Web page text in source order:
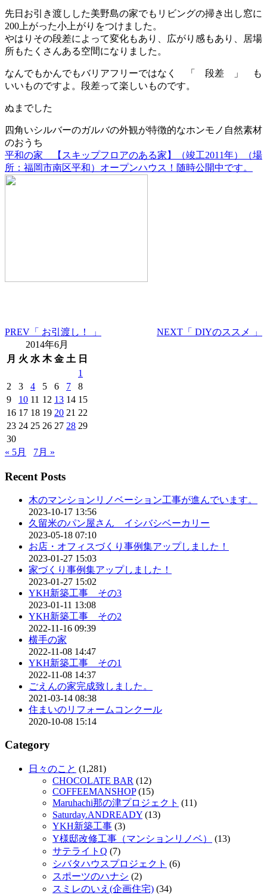
先日お引き渡しした美野島の家でもリビングの掃き出し窓に
200上がった小上がりをつけました。
やはりその段差によって変化もあり、広がり感もあり、居場
所もたくさんある空間になりました。
なんでもかんでもバリアフリーではなく 「 段差 」 も
いいものですよ。段差って楽しいものです。
ぬまでした
四角いシルバーのガルバの外観が特徴的なホンモノ自然素材
のおうち
平和の家 【スキップフロアのある家】（竣工2011年）（場
所：福岡市南区平和）オープンハウス！随時公開中です。
PREV 「 お引渡し！ 」 NEXT 「 DIYのススメ 」
2014年6月
月 火 水 木 金 土 日
1
2
3 4 5 6 7
8
9
10 11 12 13 14 15
16 17 18 19 20 21 22
23 24 25 26 27 28 29
30
« 5月
7月 »
Recent Posts
木のマンションリノベーション工事が進んでいます。
2023-10-17 13:56
久留米のパン屋さん イシバシベーカリー
2023-05-18 07:10
お店・オフィスづくり事例集アップしました！
2023-01-27 15:03
家づくり事例集アップしました！
2023-01-27 15:02
YKH新築工事 その3
2023-01-11 13:08
YKH新築工事 その2
2022-11-16 09:39
横手の家
2022-11-08 14:47
YKH新築工事 その1
2022-11-08 14:37
ごえんの家完成致しました。
2021-03-14 08:38
住まいのリフォームコンクール
2020-10-08 15:14
Category
日々のこと (1,281)
CHOCOLATE BAR (12)
COFFEEMANSHOP(15)
Maruhachi那の津プロジェクト (11)
Saturday.ANDREADY (13)
YKH新築工事 (3)
Y様邸改修工事（マンションリノベ）
(13)
サテライトQ (7)
シバタハウスプロジェクト (6)
スポーツのハナシ (2)
スミレのいえ(企画住宅) (34)